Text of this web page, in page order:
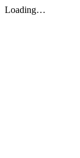
Loading…